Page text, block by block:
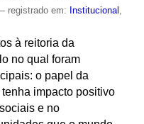
registrado em: Institucional
à reitoria da
no qual foram
o papel da
impacto positivo
e no